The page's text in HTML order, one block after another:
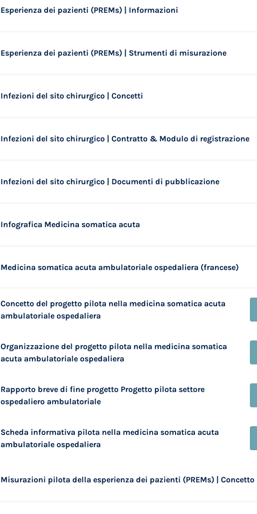
Esperienza dei pazienti (PREMs) | Informazioni
Esperienza dei pazienti (PREMs) | Strumenti di misurazione
Infezioni del sito chirurgico | Concetti
Infezioni del sito chirurgico | Contratto & Modulo di registrazione
Infezioni del sito chirurgico | Documenti di pubblicazione
Infografica Medicina somatica acuta
Medicina somatica acuta ambulatoriale ospedaliera (francese)
Concetto del progetto pilota nella medicina somatica acuta
ambulatoriale ospedaliera
Organizzazione del progetto pilota nella medicina somatica
acuta ambulatoriale ospedaliera
Rapporto breve di fine progetto Progetto pilota settore
ospedaliero ambulatoriale
Scheda informativa pilota nella medicina somatica acuta
ambulatoriale ospedaliera
Misurazioni pilota della esperienza dei pazienti (PREMs) | Concetto